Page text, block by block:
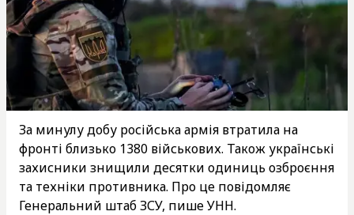
За минулу добу російська армія втратила на
фронті близько 1380 військових. Також українські
захисники знищили десятки одиниць озброєння
та техніки противника. Про це повідомляє
Генеральний штаб ЗСУ, пише УНН.